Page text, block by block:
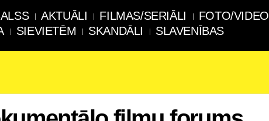
AKTUĀLI FILMAS/SERIĀLI FOTO/VIDEO
SIEVIETĒM SKANDĀLI SLAVENĪBAS